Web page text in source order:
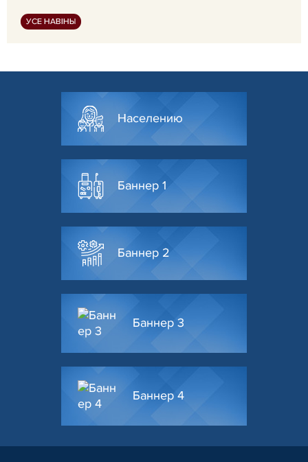
УСЕ НАВІНЫ
Населению
Баннер 1
Баннер 2
Баннер 3
Баннер 4